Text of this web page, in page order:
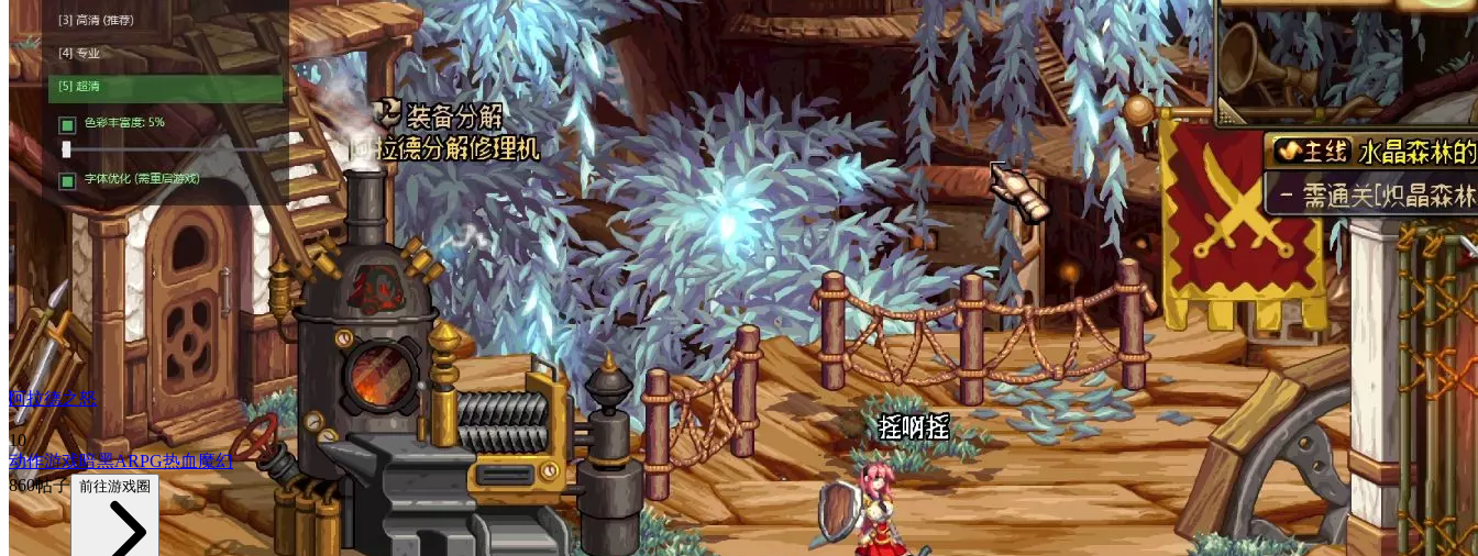
阿拉德之怒
10
动作游戏暗黑ARPG热血魔幻
860帖子 前往游戏圈